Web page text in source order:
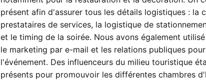
présent afin d'assurer tous les détails logistiques : la
prestataires de services, la logistique de
et le timing de la soirée. Nous avons également
le marketing par e-mail et les relations publiques
l'événement. Des influenceurs du milieu touristique
présents pour promouvoir les différentes chambres